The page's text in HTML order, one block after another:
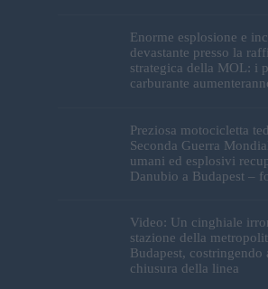
Enorme esplosione e
devastante presso la
strategica della MOL: i
carburante
Preziosa motocicletta
Seconda Guerra
umani ed esplosivi
Danubio a Budapest –
Video: Un cinghiale
stazione della
Budapest, costringendo
chiusura della linea